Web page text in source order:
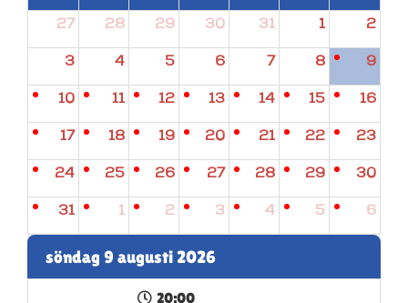
27 28 29 30 31 1 2
3 4 5 6 7 8 9
10 11 12 13 14 15 16
17 18 19 20 21 22 23
24 25 26 27 28 29 30
31 1 2 3 4 5 6
söndag 9 augusti 2026
20:00